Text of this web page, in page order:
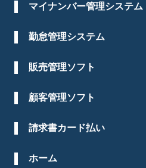
マイナンバー管理システム
勤怠管理システム
販売管理ソフト
顧客管理ソフト
請求書カード払い
ホーム